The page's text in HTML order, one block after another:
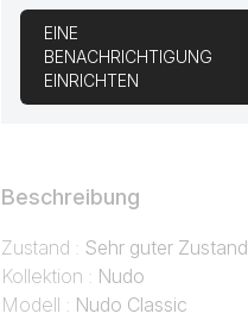
EINE
BENACHRICHTIGUNG
EINRICHTEN
Beschreibung
Zustand : Sehr guter Zustand
Kollektion : Nudo
Modell : Nudo Classic